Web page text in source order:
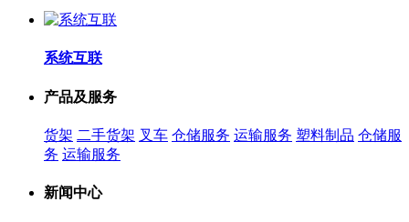
系统互联
产品及服务
货架 二手货架 叉车 仓储服务 运输服务 塑料制品 仓储服
务 运输服务
新闻中心